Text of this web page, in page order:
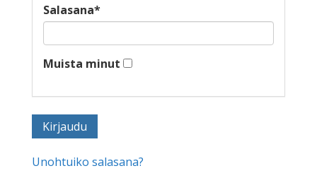
Salasana*
Muista minut
Unohtuiko salasana?